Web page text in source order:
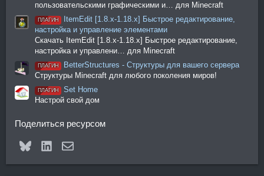
пользовательскими графическими и… для Minecraft
ПЛАГИН
ItemEdit [1.8.x-1.18.x] Быстрое редактирование,
настройка и управление элементами
Скачать ItemEdit [1.8.x-1.18.x] Быстрое редактирование,
настройка и управлени… для Minecraft
ПЛАГИН
BetterStructures - Структуры для вашего сервера
Структуры Minecraft для любого поколения миров!
ПЛАГИН
Set Home
Настрой свой дом
Поделиться ресурсом
BlueskyLinkedInЭлектронная почта